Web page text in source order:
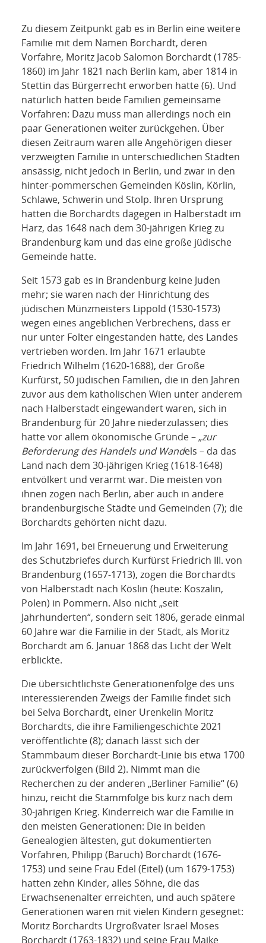
Zu diesem Zeitpunkt gab es in Berlin eine weitere
Familie mit dem Namen Borchardt, deren
Vorfahre, Moritz Jacob Salomon Borchardt (1785-
1860) im Jahr 1821 nach Berlin kam, aber 1814 in
Stettin das Bürgerrecht erworben hatte (6). Und
natürlich hatten beide Familien gemeinsame
Vorfahren: Dazu muss man allerdings noch ein
paar Generationen weiter zurückgehen. Über
diesen Zeitraum waren alle Angehörigen dieser
verzweigten Familie in unterschiedlichen Städten
ansässig, nicht jedoch in Berlin, und zwar in den
hinter-pommerschen Gemeinden Köslin, Körlin,
Schlawe, Schwerin und Stolp. Ihren Ursprung
hatten die Borchardts dagegen in Halberstadt im
Harz, das 1648 nach dem 30-jährigen Krieg zu
Brandenburg kam und das eine große jüdische
Gemeinde hatte.
Seit 1573 gab es in Brandenburg keine Juden
mehr; sie waren nach der Hinrichtung des
jüdischen Münzmeisters Lippold (1530-1573)
wegen eines angeblichen Verbrechens, dass er
nur unter Folter eingestanden hatte, des Landes
vertrieben worden. Im Jahr 1671 erlaubte
Friedrich Wilhelm (1620-1688), der Große
Kurfürst, 50 jüdischen Familien, die in den Jahren
zuvor aus dem katholischen Wien unter anderem
nach Halberstadt eingewandert waren, sich in
Brandenburg für 20 Jahre niederzulassen; dies
hatte vor allem ökonomische Gründe – „zur
Beforderung des Handels und Wandels – da das
Land nach dem 30-jährigen Krieg (1618-1648)
entvölkert und verarmt war. Die meisten von
ihnen zogen nach Berlin, aber auch in andere
brandenburgische Städte und Gemeinden (7); die
Borchardts gehörten nicht dazu.
Im Jahr 1691, bei Erneuerung und Erweiterung
des Schutzbriefes durch Kurfürst Friedrich III. von
Brandenburg (1657-1713), zogen die Borchardts
von Halberstadt nach Köslin (heute: Koszalin,
Polen) in Pommern. Also nicht „seit
Jahrhunderten“, sondern seit 1806, gerade einmal
60 Jahre war die Familie in der Stadt, als Moritz
Borchardt am 6. Januar 1868 das Licht der Welt
erblickte.
Die übersichtlichste Generationenfolge des uns
interessierenden Zweigs der Familie findet sich
bei Selva Borchardt, einer Urenkelin Moritz
Borchardts, die ihre Familiengeschichte 2021
veröffentlichte (8); danach lässt sich der
Stammbaum dieser Borchardt-Linie bis etwa 1700
zurückverfolgen (Bild 2). Nimmt man die
Recherchen zu der anderen „Berliner Familie“ (6)
hinzu, reicht die Stammfolge bis kurz nach dem
30-jährigen Krieg. Kinderreich war die Familie in
den meisten Generationen: Die in beiden
Genealogien ältesten, gut dokumentierten
Vorfahren, Philipp (Baruch) Borchardt (1676-
1753) und seine Frau Edel (Eitel) (um 1679-1753)
hatten zehn Kinder, alles Söhne, die das
Erwachsenenalter erreichten, und auch spätere
Generationen waren mit vielen Kindern gesegnet:
Moritz Borchardts Urgroßvater Israel Moses
Borchardt (1763-1832) und seine Frau Maike